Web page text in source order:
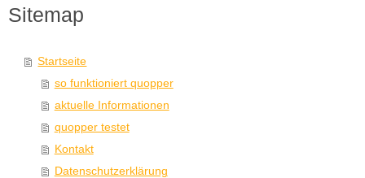
Sitemap
Startseite
so funktioniert quopper
aktuelle Informationen
quopper testet
Kontakt
Datenschutzerklärung